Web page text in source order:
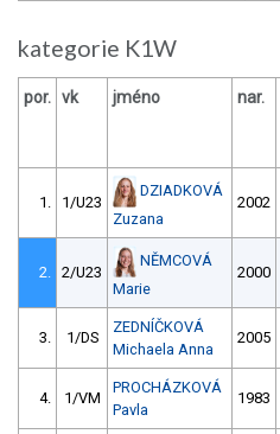
kategorie K1W
por. vk jméno nar.
1. 1/U23
DZIADKOVÁ
Zuzana
2002
2. 2/U23
NĚMCOVÁ
Marie
2000
3. 1/DS
ZEDNÍČKOVÁ
Michaela Anna
2005
4. 1/VM
PROCHÁZKOVÁ
Pavla
1983